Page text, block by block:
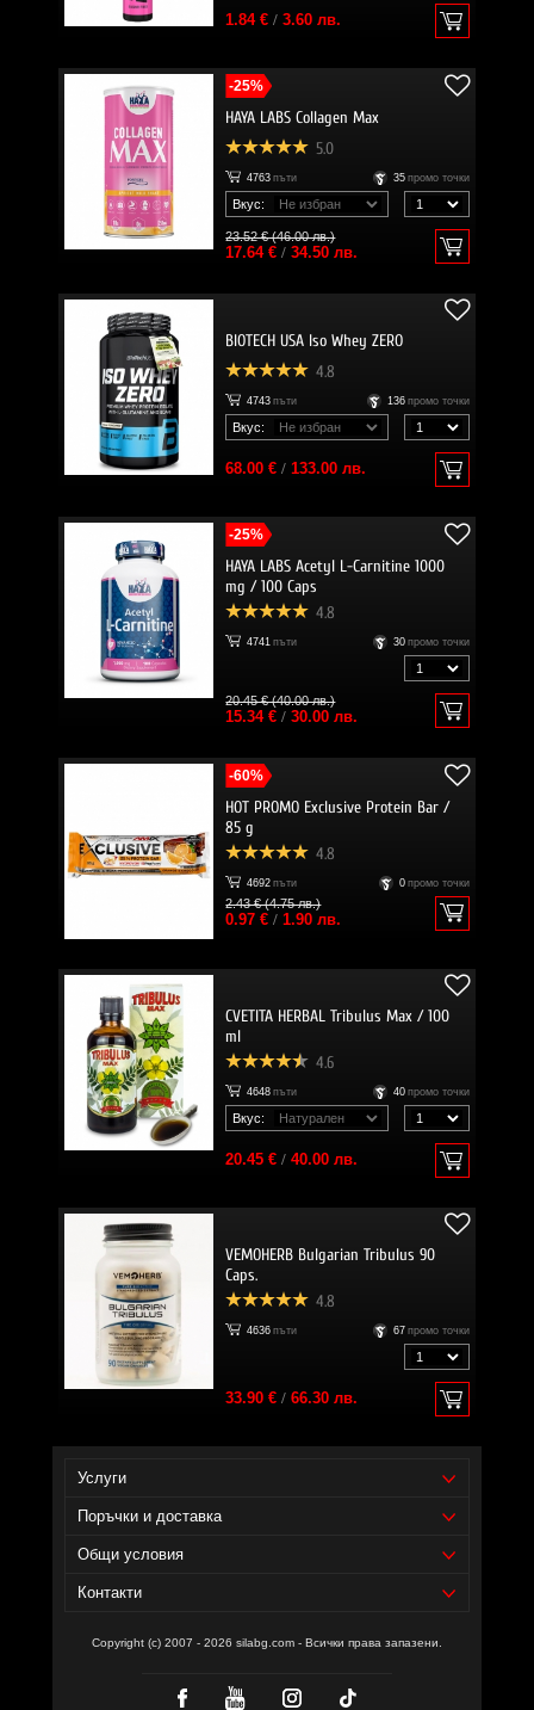
1.84 €/ 3.60 лв.
-25%
HAYA LABS Collagen Max
5.0
4763 пъти 35 промо точки
Вкус:
23.52 € (46.00 лв.)
17.64 €/ 34.50 лв.
BIOTECH USA Iso Whey ZERO
4.8
4743 пъти 136 промо точки
Вкус:
68.00 €/ 133.00 лв.
-25%
HAYA LABS Acetyl L-Carnitine 1000
mg / 100 Caps
4.8
4741 пъти 30 промо точки
20.45 € (40.00 лв.)
15.34 €/ 30.00 лв.
-60%
HOT PROMO Exclusive Protein Bar /
85 g
4.8
4692 пъти 0 промо точки
2.43 € (4.75 лв.)
0.97 €/ 1.90 лв.
CVETITA HERBAL Tribulus Max / 100
ml
4.6
4648 пъти 40 промо точки
Вкус:
20.45 €/ 40.00 лв.
VEMOHERB Bulgarian Tribulus 90
Caps.
4.8
4636 пъти 67 промо точки
33.90 €/ 66.30 лв.
Услуги
Поръчки и доставка
Общи условия
Контакти
Copyright (c) 2007 - 2026 silabg.com - Всички права запазени.